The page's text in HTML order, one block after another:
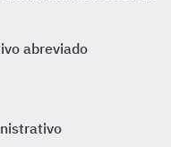
abreviado